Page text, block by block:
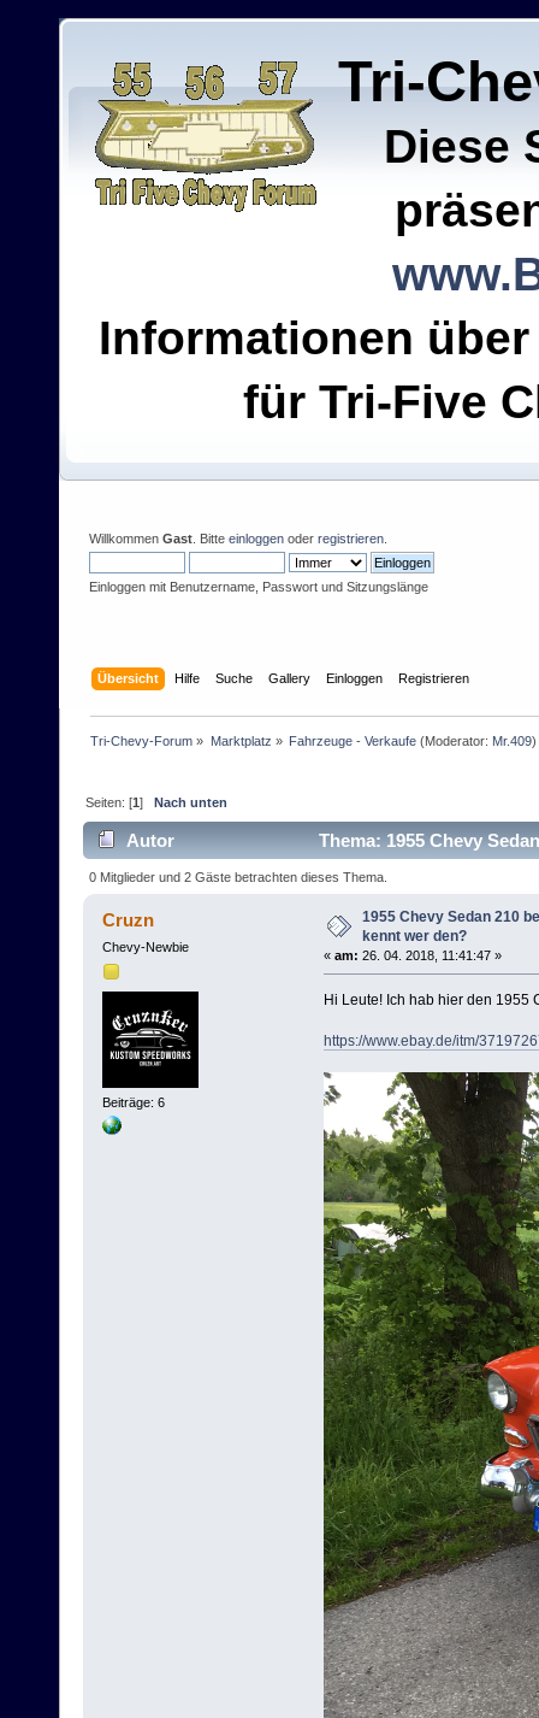
Tri-
Diese
Informationen
für Tri-Five
Willkommen Gast . Bitte einloggen oder registrieren
Einloggen mit Benutzername, Passwort und Sitzungslänge
Übersicht Hilfe Suche Gallery Einloggen Registrieren
Tri-Chevy-Forum » Marktplatz » Fahrzeuge - Verkaufe(Moderator: Mr.409)
Seiten: [1] Nach unten
Autor Thema: 1955 Chevy
0 Mitglieder und 2 Gäste betrachten dieses Thema.
Cruzn
Chevy-Newbie
Beiträge: 6
1955 Chevy Sedan 210
kennt wer den?
« am: 26. 04. 2018, 11:41:47 »
Hi Leute! Ich hab hier den 1955
https://www.ebay.de/itm/